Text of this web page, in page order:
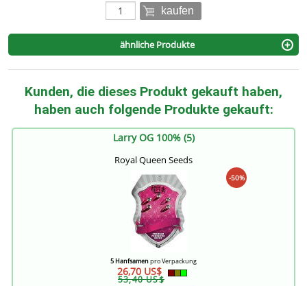
kaufen
ähnliche Produkte
Kunden, die dieses Produkt gekauft haben,
haben auch folgende Produkte gekauft:
Larry OG 100% (5)
Royal Queen Seeds
-50%
5 Hanfsamenpro Verpackung
26,70 US$
53,40 US$